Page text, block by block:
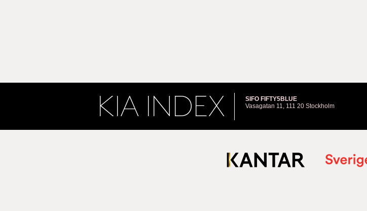
SIFO FIFTY5BLUE
Vasagatan 11, 111 20 Stockholm